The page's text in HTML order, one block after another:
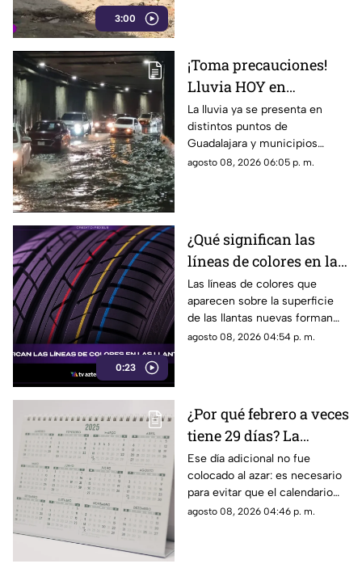
3:00
resultados.
¡Toma precauciones!
Lluvia HOY en
Guadalajara deja
fuertes vientos y
amenaza de granizo
La lluvia ya se presenta en
distintos puntos de
Guadalajara y municipios
cercanos, con fuertes vientos,
agosto 08, 2026 06:05 p. m.
0:23
¿Qué significan las
líneas de colores en las
llantas nuevas?
Las líneas de colores que
aparecen sobre la superficie
de las llantas nuevas forman
parte del proceso de
agosto 08, 2026 04:54 p. m.
¿Por qué febrero a veces
tiene 29 días? La
curiosa razón detrás de
los años bisiestos
Ese día adicional no fue
colocado al azar: es necesario
para evitar que el calendario
pierda sincronía con las
agosto 08, 2026 04:46 p. m.